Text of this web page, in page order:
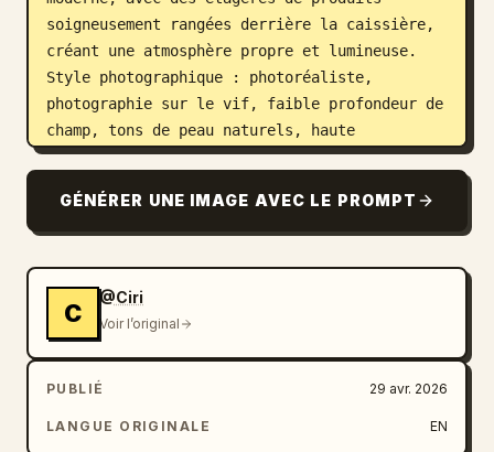
soigneusement rangées derrière la caissière,
créant une atmosphère propre et lumineuse.
Style photographique : photoréaliste,
photographie sur le vif, faible profondeur de
champ, tons de peau naturels, haute
définition, léger flou de mouvement pour plus
pour varier : angle légèrement incliné, bruit
numérique de caméra de smartphone, reflets
la caissière souriant doucement tout en
tendant un reçu ou la monnaie
GÉNÉRER UNE IMAGE AVEC LE PROMPT
C
@Ciri
Voir l’original
PUBLIÉ 29 avr. 2026
LANGUE ORIGINALE EN